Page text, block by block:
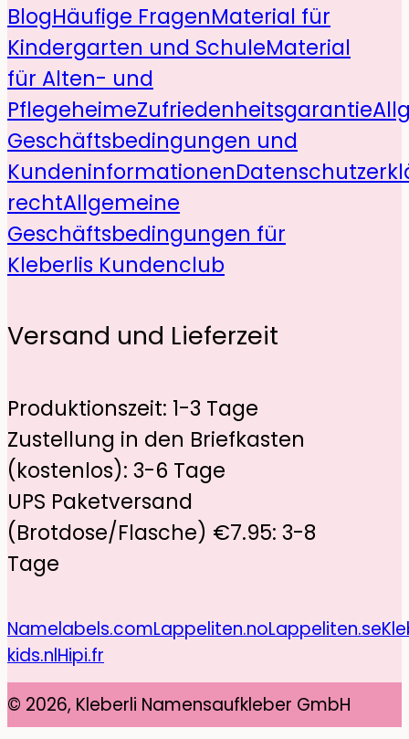
BlogHäufige FragenMaterial für
Kindergarten und SchuleMaterial
für Alten- und
PflegeheimeZufriedenheitsgarantie
Geschäftsbedingungen und
Kundeninformationen
rechtAllgemeine
Geschäftsbedingungen für
Kleberlis Kundenclub
Versand und Lieferzeit
Produktionszeit: 1-3 Tage
Zustellung in den Briefkasten
(kostenlos): 3-6 Tage
UPS Paketversand
(Brotdose/Flasche) €7.95: 3-8
Tage
Namelabels.comLappeliten.noLappeliten.se
kids.nlHipi.fr
© 2026, Kleberli Namensaufkleber GmbH